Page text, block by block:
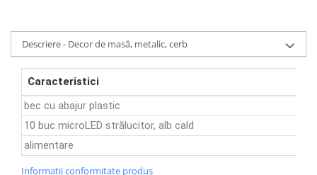
Descriere - Decor de masă, metalic, cerb
Caracteristici
bec cu abajur plastic
10 buc microLED strălucitor, alb cald
alimentare
Informatii conformitate produs